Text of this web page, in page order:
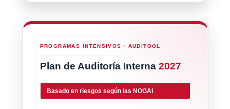
PROGRAMAS INTENSIVOS · AUDITOOL
Plan de Auditoría Interna 2027
Basado en riesgos según las NOGAI